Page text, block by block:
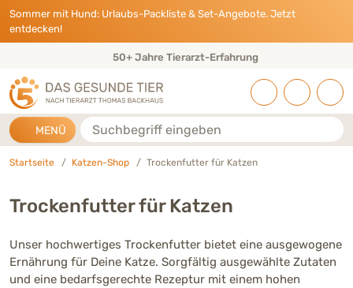
Direkt zu:
INHALT
HAUPTMENÜ
FOOTER
Sommer mit Hund: Urlaubs-Packliste & Set-Angebote. Jetzt
entdecken!
50+ Jahre Tierarzt-Erfahrung
MENÜ Suche
Startseite Katzen-Shop Trockenfutter für Katzen
Trockenfutter für Katzen
Unser hochwertiges Trockenfutter bietet eine ausgewogene
Ernährung für Deine Katze. Sorgfältig ausgewählte Zutaten
und eine bedarfsgerechte Rezeptur mit einem hohen